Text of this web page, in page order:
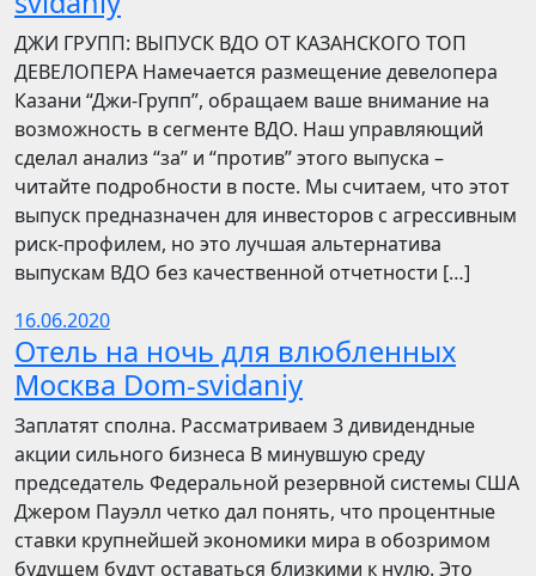
​​ДЖИ ГРУПП: ВЫПУСК ВДО ОТ КАЗАНСКОГО ТОП
ДЕВЕЛОПЕРА Намечается размещение девелопера
Казани “Джи-Групп”, обращаем ваше внимание на
возможность в сегменте ВДО. Наш управляющий
сделал анализ “за” и “против” этого выпуска –
читайте подробности в посте. Мы считаем, что этот
выпуск предназначен для инвесторов с агрессивным
риск-профилем, но это лучшая альтернатива
выпускам ВДО без качественной отчетности […]
16.06.2020
Отель на ночь для влюбленных
Москва Dom-svidaniy
Заплатят сполна. Рассматриваем 3 дивидендные
акции сильного бизнеса В минувшую среду
председатель Федеральной резервной системы США
Джером Пауэлл четко дал понять, что процентные
ставки крупнейшей экономики мира в обозримом
будущем будут оставаться близкими к нулю. Это